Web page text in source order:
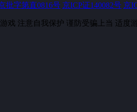
批字第直0816号 京ICP证140082号 京
戏 注意自我保护 谨防受骗上当 适度